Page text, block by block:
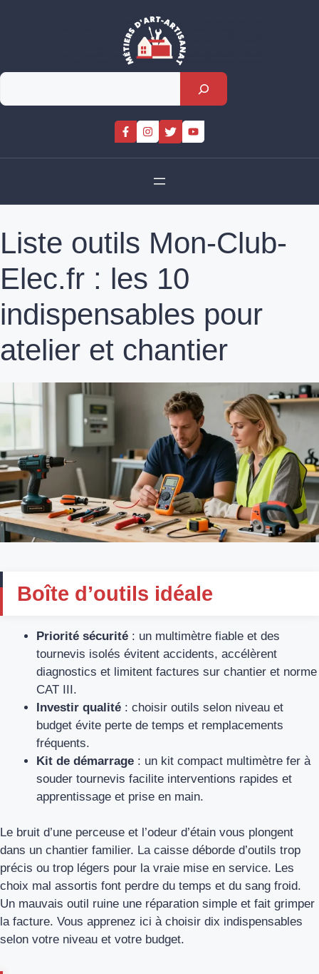
Rechercher
Liste outils Mon-Club-
Elec.fr : les 10
indispensables pour
atelier et chantier
Boîte d’outils idéale
Priorité sécurité : un multimètre fiable et des
tournevis isolés évitent accidents, accélèrent
diagnostics et limitent factures sur chantier et norme
CAT III.
Investir qualité : choisir outils selon niveau et
budget évite perte de temps et remplacements
fréquents.
Kit de démarrage : un kit compact multimètre fer à
souder tournevis facilite interventions rapides et
apprentissage et prise en main.
Le bruit d’une perceuse et l’odeur d’étain vous plongent
dans un chantier familier. La caisse déborde d’outils trop
précis ou trop légers pour la vraie mise en service. Les
choix mal assortis font perdre du temps et du sang froid.
Un mauvais outil ruine une réparation simple et fait grimper
la facture. Vous apprenez ici à choisir dix indispensables
selon votre niveau et votre budget.